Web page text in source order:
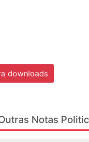
downloads
Notas